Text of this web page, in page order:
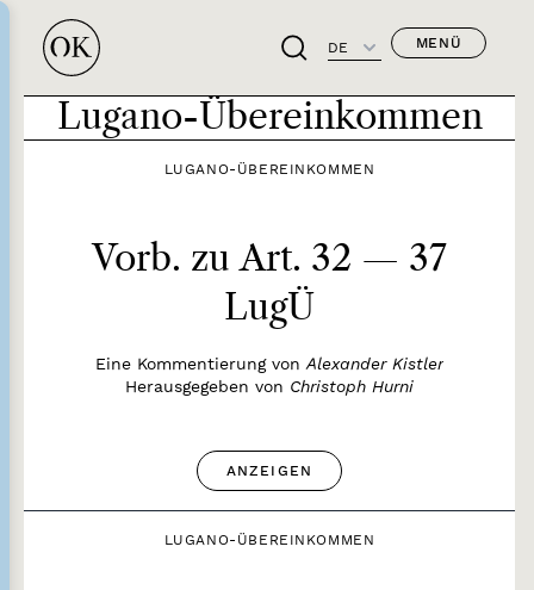
DE MENÜ
Lugano-Übereinkommen
LUGANO-ÜBEREINKOMMEN
Vorb. zu Art. 32 — 37
LugÜ
Eine Kommentierung von Alexander Kistler
Herausgegeben von Christoph Hurni
ANZEIGEN
LUGANO-ÜBEREINKOMMEN